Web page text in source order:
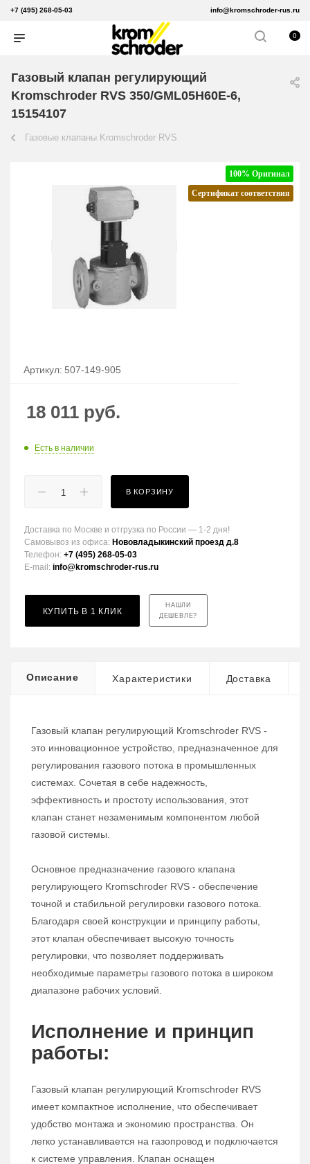
+7 (495) 268-05-03 info@kromschroder-rus.ru
0
Газовый клапан регулирующий
Kromschroder RVS 350/GML05H60E-6,
15154107
Газовые клапаны Kromschroder RVS
100% Оригинал
Сертификат соответствия
Артикул: 507-149-905
18 011 руб.
Есть в наличии
В КОРЗИНУ
Доставка по Москве и отгрузка по России — 1-2 дня!
Самовывоз из офиса: Нововладыкинский проезд д.8
Телефон: +7 (495) 268-05-03
E-mail: info@kromschroder-rus.ru
КУПИТЬ В 1 КЛИК
НАШЛИ
ДЕШЕВЛЕ?
Описание Характеристики Доставка
Газовый клапан регулирующий Kromschroder RVS -
это инновационное устройство, предназначенное для
регулирования газового потока в промышленных
системах. Сочетая в себе надежность,
эффективность и простоту использования, этот
клапан станет незаменимым компонентом любой
газовой системы.
Основное предназначение газового клапана
регулирующего Kromschroder RVS - обеспечение
точной и стабильной регулировки газового потока.
Благодаря своей конструкции и принципу работы,
этот клапан обеспечивает высокую точность
регулировки, что позволяет поддерживать
необходимые параметры газового потока в широком
диапазоне рабочих условий.
Исполнение и принцип
работы:
Газовый клапан регулирующий Kromschroder RVS
имеет компактное исполнение, что обеспечивает
удобство монтажа и экономию пространства. Он
легко устанавливается на газопровод и подключается
к системе управления. Клапан оснащен